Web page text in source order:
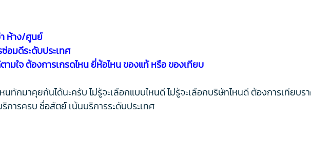
า ห้าง/ศูนย์
อมดีระดับประเทศ
มใจ ต้องการเกรดไหน ยี่ห้อไหน ของแท้ หรือ ของเทียบ
ทักมาคุยกันได้นะครับ ไม่รู้จะเลือกแบบไหนดี ไม่รู้จะเลือกบริษัทไหนดี ต้องการเทียบร
การครบ ซื่อสัตย์ เน้นบริการระดับประเทศ